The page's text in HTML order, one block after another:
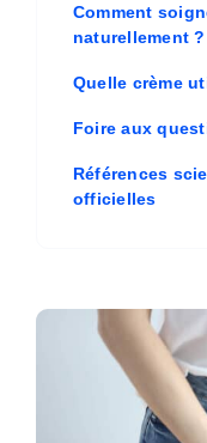
Comment
naturellement ?
Quelle crème
Foire aux
Références
officielles